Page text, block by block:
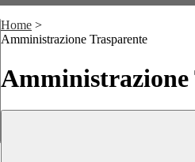
Home >
Amministrazione Trasparente
Amministrazione